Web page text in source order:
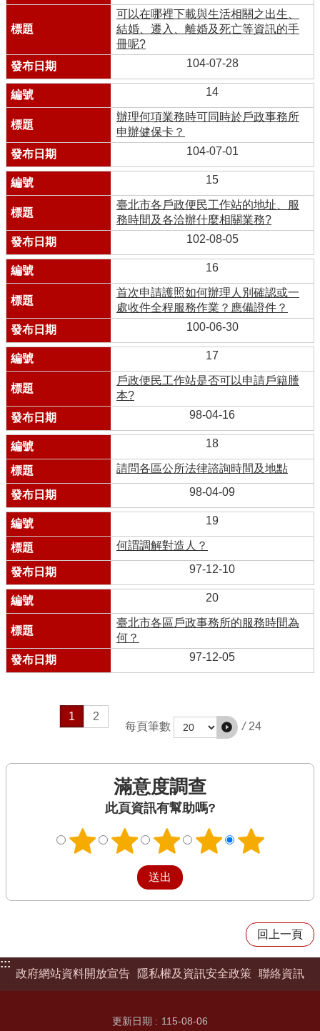
可以在哪裡下載與生活相關之出生、
結婚、遷入、離婚及死亡等資訊的手
冊呢?
104-07-28
14
辦理何項業務時可同時於戶政事務所
申辦健保卡？
104-07-01
15
臺北市各戶政便民工作站的地址、服
務時間及各洽辦什麼相關業務?
102-08-05
16
首次申請護照如何辦理人別確認或一
處收件全程服務作業？應備證件？
100-06-30
17
戶政便民工作站是否可以申請戶籍謄
本?
98-04-16
18
請問各區公所法律諮詢時間及地點
98-04-09
19
何謂調解對造人？
97-12-10
20
臺北市各區戶政事務所的服務時間為
何？
97-12-05
1
2
每頁筆數
/ 24
滿意度調查
此頁資訊有幫助嗎?
回上一頁
:::
政府網站資料開放宣告
隱私權及資訊安全政策 聯絡資訊
更新日期 115-08-06